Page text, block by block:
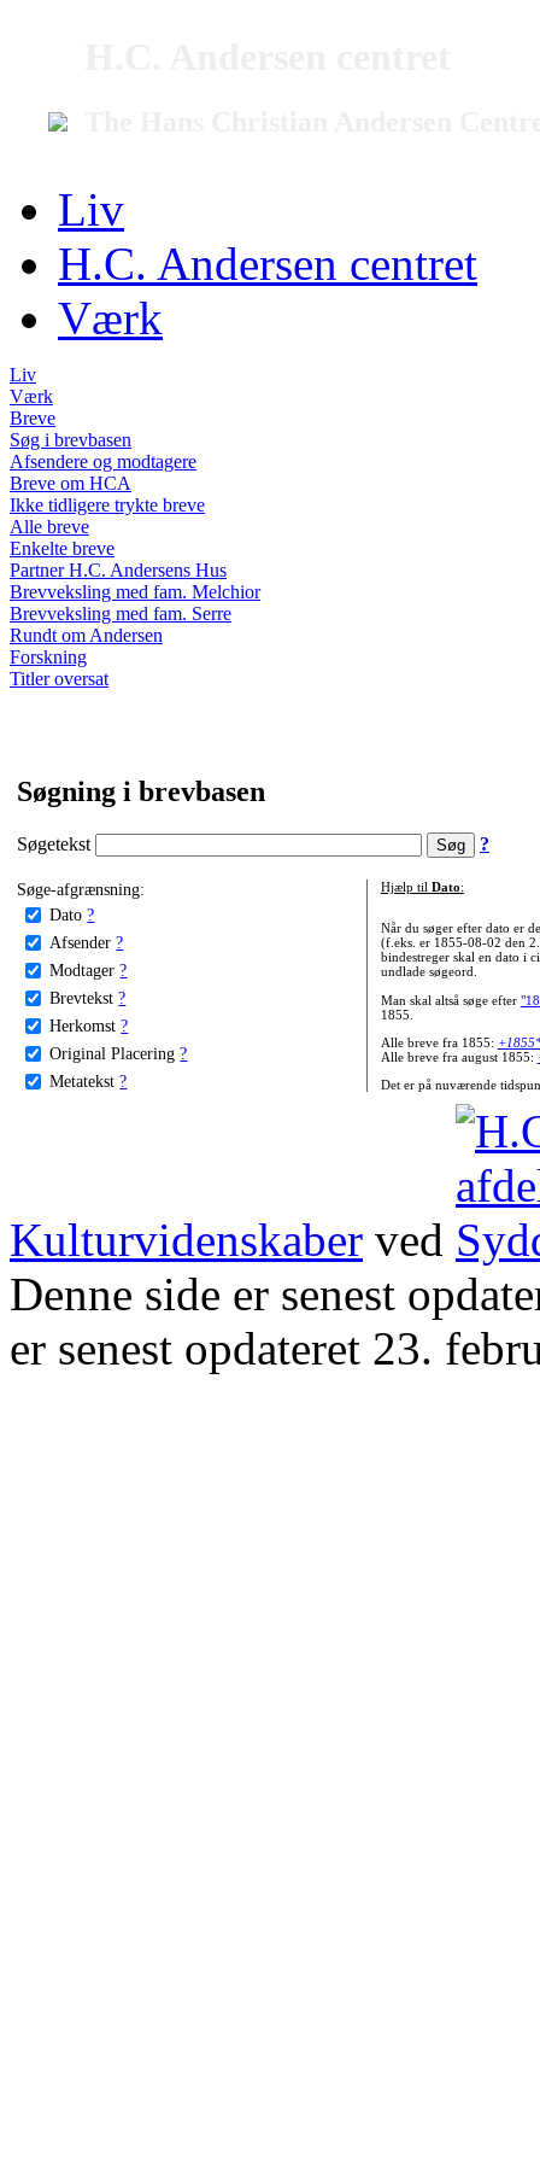
Liv
H.C. Andersen centret
Værk
Liv
Værk
Breve
Søg i brevbasen
Afsendere og modtagere
Breve om HCA
Ikke tidligere trykte breve
Alle breve
Enkelte breve
Partner H.C. Andersens Hus
Brevveksling med fam. Melchior
Brevveksling med fam. Serre
Rundt om Andersen
Forskning
Titler oversat
Søgning i brevbasen
Søgetekst ?
Søge-afgrænsning:
Dato ?
Afsender ?
Modtager ?
Brevtekst ?
Herkomst ?
Original Placering ?
Metatekst ?
Hjælp til Dato:
Når du søger efter dato er
(f.eks. er 1855-08-02 den
bindestreger skal en dato i
undlade søgeord.
Man skal altså søge efter
1855.
Alle breve fra 1855:
Alle breve fra august 1855:
Det er på nuværende
Kulturvidenskaber ved
Denne side er senest
er senest opdateret 23.